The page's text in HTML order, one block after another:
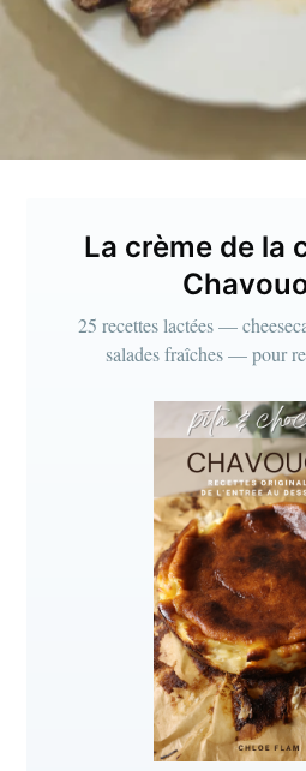
La crème de la
25 recettes lactées —
salades fraîches — pour